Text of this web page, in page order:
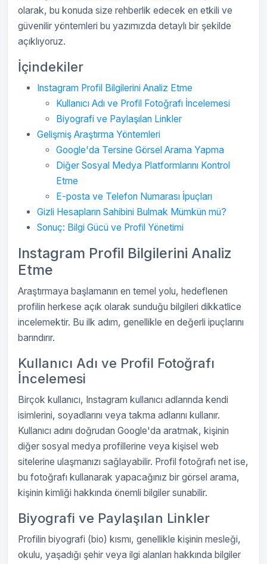
olarak, bu konuda size rehberlik edecek en etkili ve
güvenilir yöntemleri bu yazımızda detaylı bir şekilde
açıklıyoruz.
İçindekiler
Instagram Profil Bilgilerini Analiz Etme
Kullanıcı Adı ve Profil Fotoğrafı İncelemesi
Biyografi ve Paylaşılan Linkler
Gelişmiş Araştırma Yöntemleri
Google'da Tersine Görsel Arama Yapma
Diğer Sosyal Medya Platformlarını Kontrol
Etme
E-posta ve Telefon Numarası İpuçları
Gizli Hesapların Sahibini Bulmak Mümkün mü?
Sonuç: Bilgi Gücü ve Profil Yönetimi
Instagram Profil Bilgilerini Analiz
Etme
Araştırmaya başlamanın en temel yolu, hedeflenen
profilin herkese açık olarak sunduğu bilgileri dikkatlice
incelemektir. Bu ilk adım, genellikle en değerli ipuçlarını
barındırır.
Kullanıcı Adı ve Profil Fotoğrafı
İncelemesi
Birçok kullanıcı, Instagram kullanıcı adlarında kendi
isimlerini, soyadlarını veya takma adlarını kullanır.
Kullanıcı adını doğrudan Google'da aratmak, kişinin
diğer sosyal medya profillerine veya kişisel web
sitelerine ulaşmanızı sağlayabilir. Profil fotoğrafı net ise,
bu fotoğrafı kullanarak yapacağınız bir görsel arama,
kişinin kimliği hakkında önemli bilgiler sunabilir.
Biyografi ve Paylaşılan Linkler
Profilin biyografi (bio) kısmı, genellikle kişinin mesleği,
okulu, yaşadığı şehir veya ilgi alanları hakkında bilgiler